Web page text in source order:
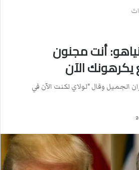
أنت مجنون
يكرهونك الآن
الجميل وقال "لولاي لكنت الآن في